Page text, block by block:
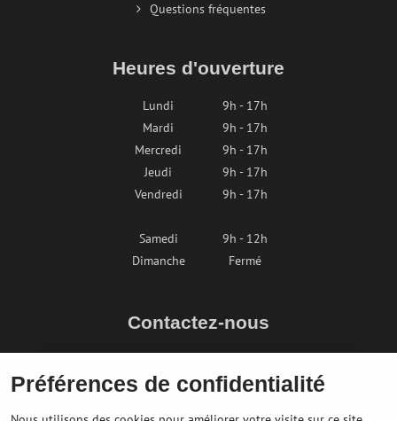
Questions fréquentes
Heures d'ouverture
Lundi
9h - 17h
Mardi
9h - 17h
Mercredi
9h - 17h
Jeudi
9h - 17h
Vendredi
9h - 17h
Samedi
9h - 12h
Dimanche
Fermé
Contactez-nous
+436764858804
Préférences de confidentialité